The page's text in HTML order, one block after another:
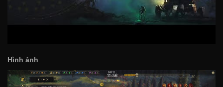
Hình ảnh